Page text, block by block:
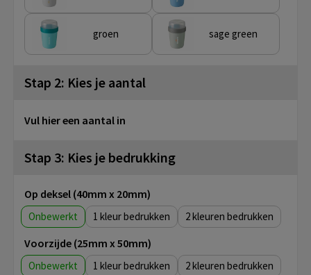
groen sage green
Stap 2: Kies je aantal
Vul hier een aantal in
Stap 3: Kies je bedrukking
Op deksel (40mm x 20mm)
Onbewerkt 1 2
Voorzijde (25mm x 50mm)
Onbewerkt 1 2